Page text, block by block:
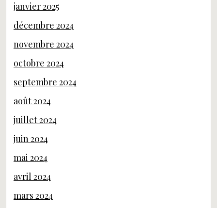
janvier 2025
décembre 2024
novembre 2024
octobre 2024
septembre 2024
août 2024
juillet 2024
juin 2024
mai 2024
avril 2024
mars 2024